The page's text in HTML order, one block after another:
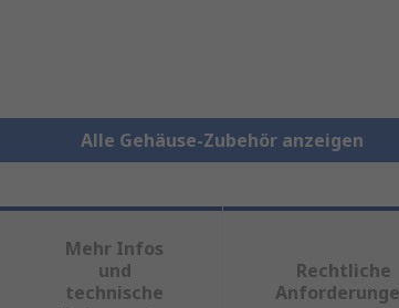
Alle Gehäuse-Zubehör anzeigen
Mehr Infos
und
technische
Rechtliche